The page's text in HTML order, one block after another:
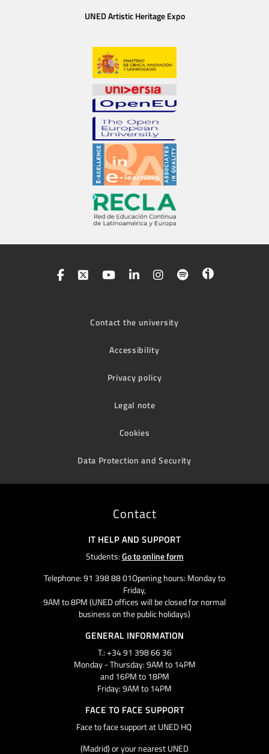
UNED Artistic Heritage Expo
Contact the university
Accessibility
Privacy policy
Legal note
Cookies
Data Protection and Security
Contact
IT HELP AND SUPPORT
Students:Go to online form
Telephone: 91 398 88 01Opening hours: Monday to
Friday,
9AM to 8PM (UNED offices will be closed for normal
business on the public holidays)
GENERAL INFORMATION
T.: +34 91 398 66 36
Monday - Thursday: 9AM to 14PM
and 16PM to 18PM
Friday: 9AM to 14PM
FACE TO FACE SUPPORT
Face to face support at UNED HQ
(Madrid) or your nearest UNED